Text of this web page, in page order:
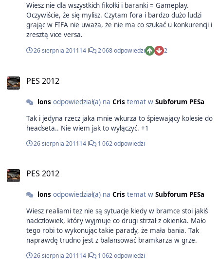
Wiesz nie dla wszystkich fikołki i baranki = Gameplay.
Oczywiście, że się mylisz. Czytam fora i bardzo dużo ludzi
grając w FIFA nie uważa, że nie ma co szukać u konkurencji i
zresztą vice versa.
26 sierpnia 201114 l 2 068 odpowiedzi 2
PES 2012
lonsodpowiedział(a) na Cristemat w Subforum PESa
Tak i jedyna rzecz jaka mnie wkurza to śpiewający kolesie do
headseta.. Nie wiem jak to wyłączyć. +1
26 sierpnia 201114 l 1 062 odpowiedzi
PES 2012
lonsodpowiedział(a) na Cristemat w Subforum PESa
Wiesz realiami tez nie są sytuacje kiedy w bramce stoi jakiś
nadczłowiek, który wyjmuje co drugi strzał z okienka. Mało
tego robi to wykonując takie parady, że mała bania. Tak
naprawdę trudno jest z balansować bramkarza w grze.
26 sierpnia 201114 l 1 062 odpowiedzi